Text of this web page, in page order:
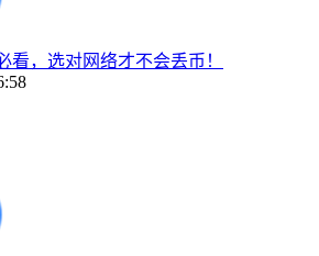
看，选对网络才不会丢币！